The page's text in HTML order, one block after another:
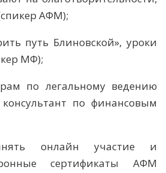
АФМ);
путь Блиновской», уроки
МФ);
по легальному ведению
консультант по финансовым
онлайн участие и
сертификаты АФМ